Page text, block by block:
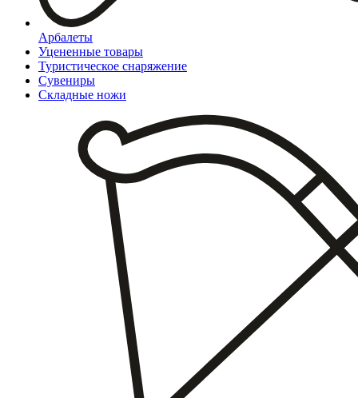
Арбалеты
Уцененные товары
Туристическое снаряжение
Сувениры
Складные ножи